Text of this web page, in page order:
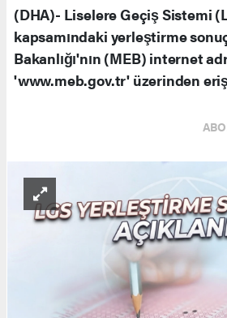
(DHA)- Liselere Geçiş Sistemi
kapsamındaki yerleştirme
Bakanlığı'nın (MEB) internet
'www.meb.gov.tr' üzerinden